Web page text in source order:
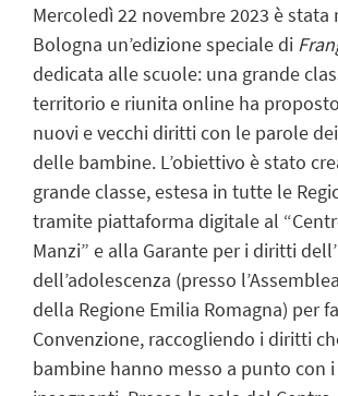
Mercoledì 22 novembre 2023 è stata
Bologna un’edizione speciale di
dedicata alle scuole: una grande
territorio e riunita online ha
nuovi e vecchi diritti con le parole
delle bambine. L’obiettivo è stato
grande classe, estesa in tutte le
tramite piattaforma digitale al
Manzi” e alla Garante per i diritti
dell’adolescenza (presso
della Regione Emilia Romagna) per
Convenzione, raccogliendo i diritti
bambine hanno messo a punto con